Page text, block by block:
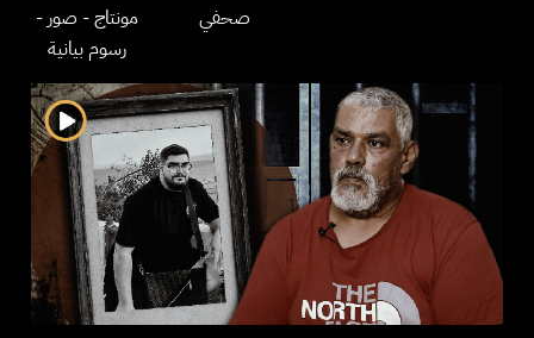
مونتاج- صور -
رسوم بيانية
صحفي